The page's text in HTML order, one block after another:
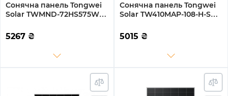
Сонячна панель Tongwei
Solar TWMND-72HS575W
5267 ₴
Сонячна панель Tongwei
Solar TW410MAP-108-H-S
5015 ₴